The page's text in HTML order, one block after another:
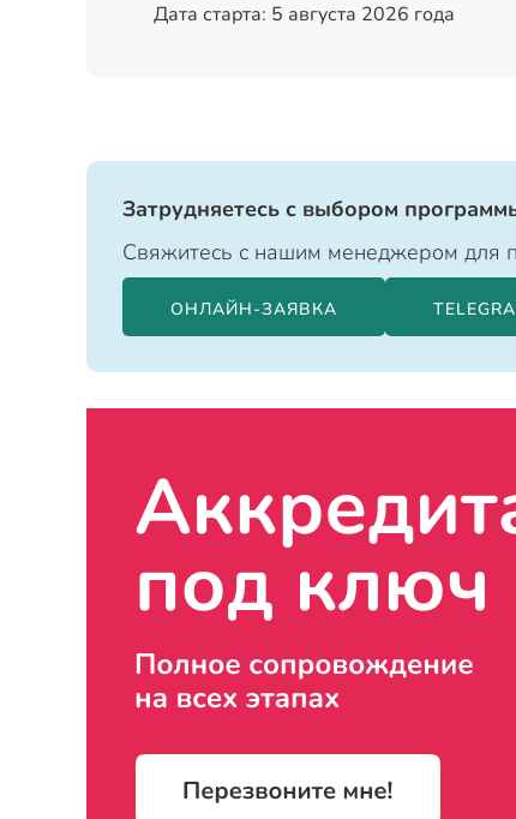
Дата старта: 5 августа 2026 года
Затрудняетесь с выбором
Свяжитесь с нашим менеджером для
ОНЛАЙН-ЗАЯВКА